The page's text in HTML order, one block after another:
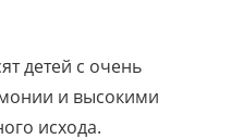
детей с очень
и высокими
исхода.